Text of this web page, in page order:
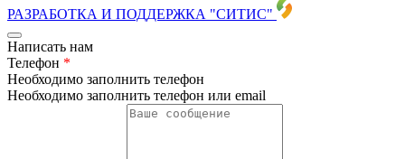
РАЗРАБОТКА И ПОДДЕРЖКА "СИТИС"
Написать нам
Телефон *
Необходимо заполнить телефон
Необходимо заполнить телефон или email